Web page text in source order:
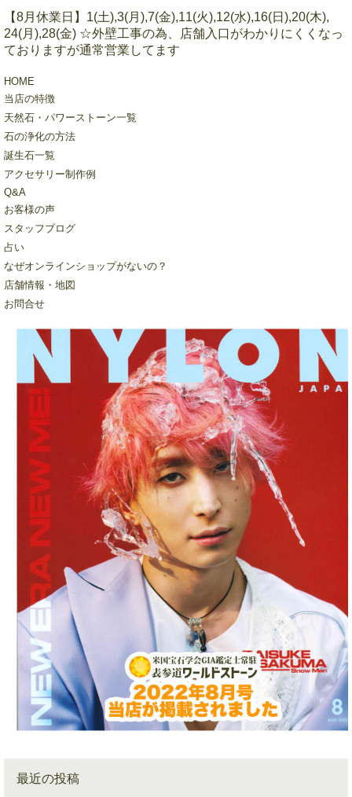
【8月休業日】1(土),3(月),7(金),11(火),12(水),16(日),20(木),
24(月),28(金) ☆外壁工事の為、店舗入口がわかりにくくなっ
ておりますが通常営業してます
HOME
当店の特徴
天然石・パワーストーン一覧
石の浄化の方法
誕生石一覧
アクセサリー制作例
Q&A
お客様の声
スタッフブログ
占い
なぜオンラインショップがないの？
店舗情報・地図
お問合せ
最近の投稿